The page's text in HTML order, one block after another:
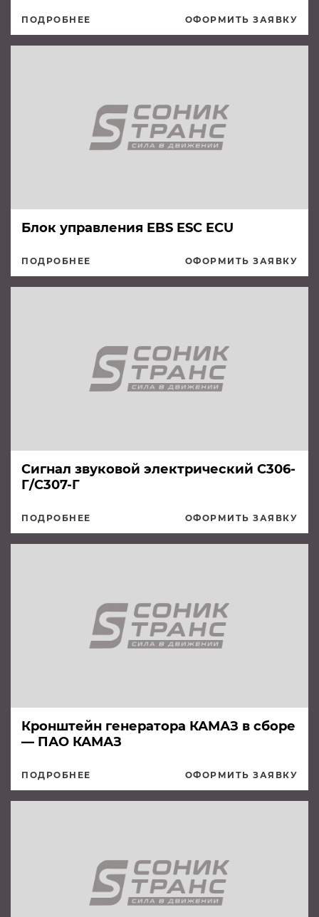
ПОДРОБНЕЕ ОФОРМИТЬ ЗАЯВКУ
Блок управления EBS ESC ECU
ПОДРОБНЕЕ ОФОРМИТЬ ЗАЯВКУ
Сигнал звуковой электрический С306-
Г/С307-Г
ПОДРОБНЕЕ ОФОРМИТЬ ЗАЯВКУ
Кронштейн генератора КАМАЗ в сборе
— ПАО КАМАЗ
ПОДРОБНЕЕ ОФОРМИТЬ ЗАЯВКУ